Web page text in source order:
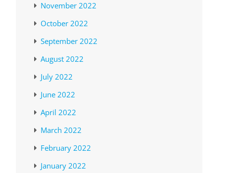
November 2022
October 2022
September 2022
August 2022
July 2022
June 2022
April 2022
March 2022
February 2022
January 2022